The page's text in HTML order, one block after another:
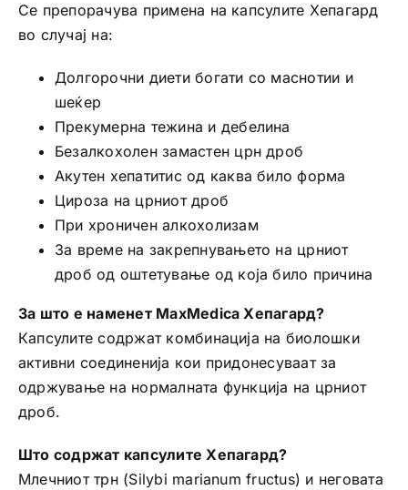
Се препорачува примена на капсулите Хепагард
во случај на:
Долгорочни диети богати со маснотии и
шеќер
Прекумерна тежина и дебелина
Безалкохолен замастен црн дроб
Акутен хепатитис од каква било форма
Цироза на црниот дроб
При хроничен алкохолизам
За време на закрепнувањето на црниот
дроб од оштетување од која било причина
За што е наменет MaxMedica Хепагард?
Капсулите содржат комбинација на биолошки
активни соединенија кои придонесуваат за
одржување на нормалната функција на црниот
дроб.
Што содржат капсулите Хепагард?
Млечниот трн (Silybi marianum fructus) и неговата